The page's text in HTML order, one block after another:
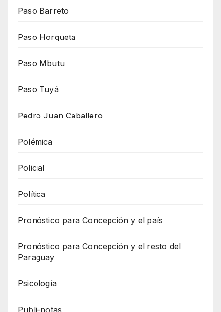
Paso Barreto
Paso Horqueta
Paso Mbutu
Paso Tuyá
Pedro Juan Caballero
Polémica
Policial
Política
Pronóstico para Concepción y el país
Pronóstico para Concepción y el resto del
Paraguay
Psicología
Publi-notas